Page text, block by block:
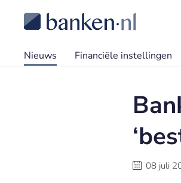
Nieuws Financiële instellingen
08 juli